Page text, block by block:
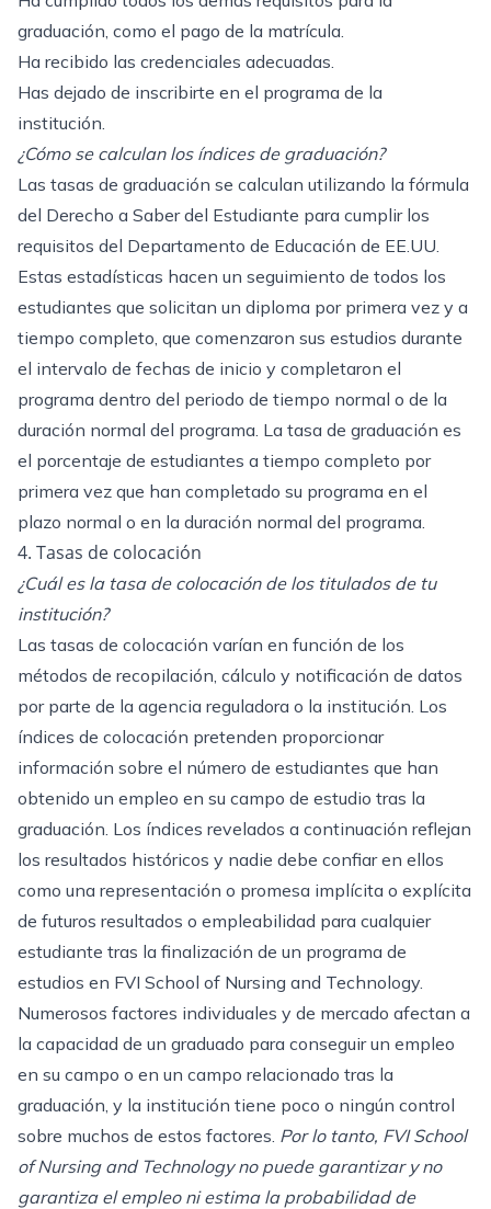
graduación, como el pago de la matrícula.
Ha recibido las credenciales adecuadas.
Has dejado de inscribirte en el programa de la
institución.
¿Cómo se calculan los índices de graduación?
Las tasas de graduación se calculan utilizando la fórmula
del Derecho a Saber del Estudiante para cumplir los
requisitos del Departamento de Educación de EE.UU.
Estas estadísticas hacen un seguimiento de todos los
estudiantes que solicitan un diploma por primera vez y a
tiempo completo, que comenzaron sus estudios durante
el intervalo de fechas de inicio y completaron el
programa dentro del periodo de tiempo normal o de la
duración normal del programa. La tasa de graduación es
el porcentaje de estudiantes a tiempo completo por
primera vez que han completado su programa en el
plazo normal o en la duración normal del programa.
4. Tasas de colocación
¿Cuál es la tasa de colocación de los titulados de tu
institución?
Las tasas de colocación varían en función de los
métodos de recopilación, cálculo y notificación de datos
por parte de la agencia reguladora o la institución. Los
índices de colocación pretenden proporcionar
información sobre el número de estudiantes que han
obtenido un empleo en su campo de estudio tras la
graduación. Los índices revelados a continuación reflejan
los resultados históricos y nadie debe confiar en ellos
como una representación o promesa implícita o explícita
de futuros resultados o empleabilidad para cualquier
estudiante tras la finalización de un programa de
estudios en FVI School of Nursing and Technology.
Numerosos factores individuales y de mercado afectan a
la capacidad de un graduado para conseguir un empleo
en su campo o en un campo relacionado tras la
graduación, y la institución tiene poco o ningún control
sobre muchos de estos factores. Por lo tanto, FVI School
of Nursing and Technology no puede garantizar y no
garantiza el empleo ni estima la probabilidad de